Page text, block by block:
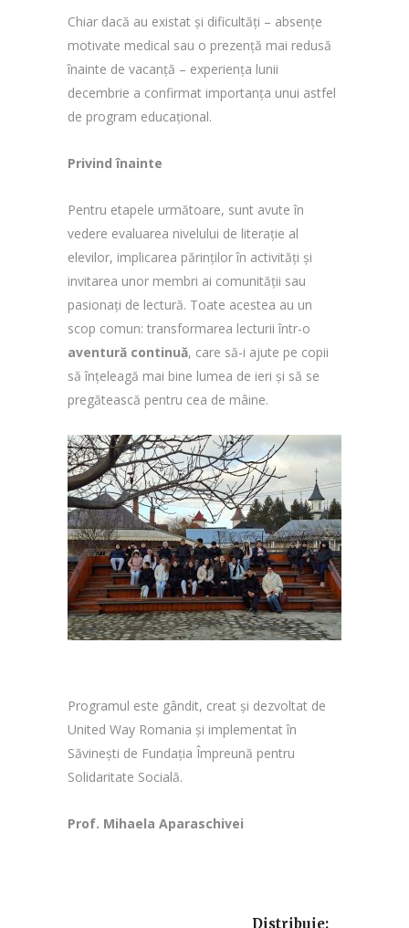
Chiar dacă au existat și dificultăți – absențe
motivate medical sau o prezență mai redusă
înainte de vacanță – experiența lunii
decembrie a confirmat importanța unui astfel
de program educațional.
Privind înainte
Pentru etapele următoare, sunt avute în
vedere evaluarea nivelului de literație al
elevilor, implicarea părinților în activități și
invitarea unor membri ai comunității sau
pasionați de lectură. Toate acestea au un
scop comun: transformarea lecturii într-o
aventură continuă, care să-i ajute pe copii
să înțeleagă mai bine lumea de ieri și să se
pregătească pentru cea de mâine.
Programul este gândit, creat și dezvoltat de
United Way Romania și implementat în
Săvinești de Fundația Împreună pentru
Solidaritate Socială.
Prof. Mihaela Aparaschivei
Distribuie: